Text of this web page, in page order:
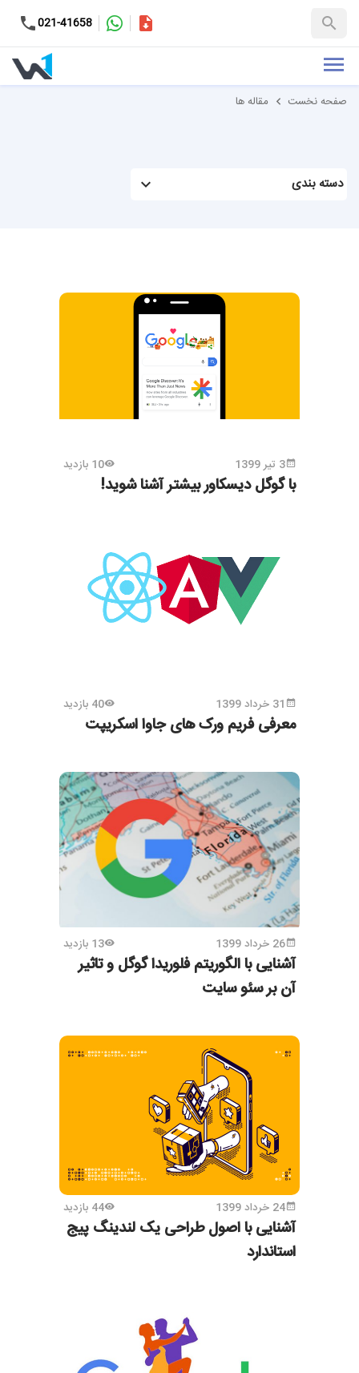
021-41658
+98-9937653151
کاتالوگ
صفحه نخست مقاله ها
دسته بندی
3 تیر 1399 10 بازدید
با گوگل دیسکاور بیشتر آشنا شوید!
31 خرداد 1399 40 بازدید
معرفی فریم ورک های جاوا اسکریپت
26 خرداد 1399 13 بازدید
آشنایی با الگوریتم فلوریدا گوگل و تاثیر
آن بر سئو سایت
24 خرداد 1399 44 بازدید
آشنایی با اصول طراحی یک لندینگ پیج
استاندارد